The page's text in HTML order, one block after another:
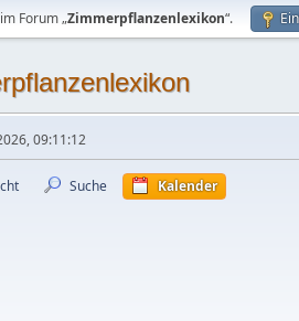
Forum „Zimmerpflanzenlexikon“.
09:11:12
Suche Kalender